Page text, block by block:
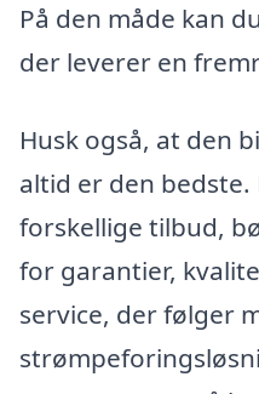
På den måde kan
der leverer en
Husk også, at den
altid er den
forskellige tilbud,
for garantier,
service, der følger